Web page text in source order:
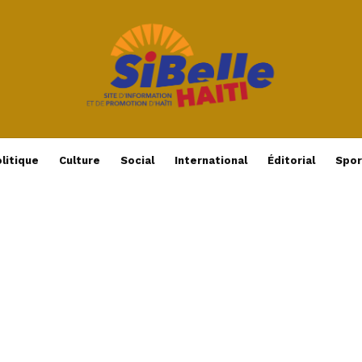
Culture Social International Éditorial